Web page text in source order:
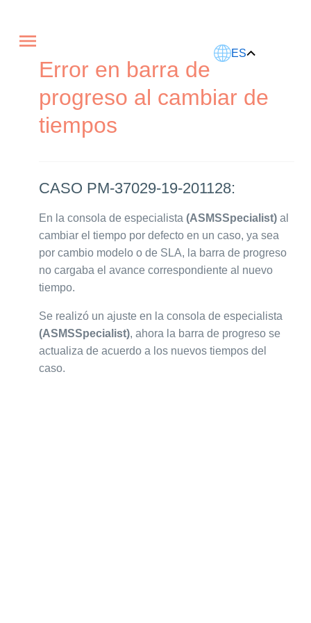
ES
Error en barra de
progreso al cambiar de
tiempos
CASO PM-37029-19-201128:
En la consola de especialista (ASMSSpecialist) al
cambiar el tiempo por defecto en un caso, ya sea
por cambio modelo o de SLA, la barra de progreso
no cargaba el avance correspondiente al nuevo
tiempo.
Se realizó un ajuste en la consola de especialista
(ASMSSpecialist), ahora la barra de progreso se
actualiza de acuerdo a los nuevos tiempos del
caso.